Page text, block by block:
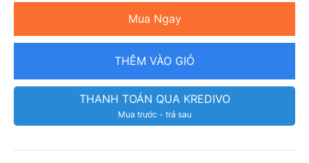
Mua Ngay
THÊM VÀO GIỎ
THANH TOÁN QUA KREDIVO
Mua trước - trả sau